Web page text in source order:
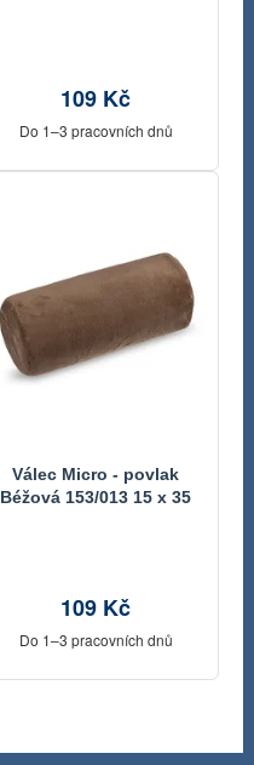
109 Kč
Do 1–3 pracovních dnů
Válec Micro - povlak
Béžová 153/013 15 x 35
109 Kč
Do 1–3 pracovních dnů